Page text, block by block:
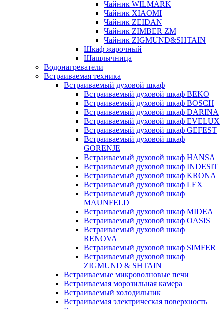
Чайник WILMARK
Чайник XIAOMI
Чайник ZEIDAN
Чайник ZIMBER ZM
Чайник ZIGMUND&SHTAIN
Шкаф жарочный
Шашлычница
Водонагреватели
Встраиваемая техника
Встраиваемый духовой шкаф
Встраиваемый духовой шкаф BEKO
Встраиваемый духовой шкаф BOSCH
Встраиваемый духовой шкаф DARINA
Встраиваемый духовой шкаф EVELUX
Встраиваемый духовой шкаф GEFEST
Встраиваемый духовой шкаф
GORENJE
Встраиваемый духовой шкаф HANSA
Встраиваемый духовой шкаф INDESIT
Встраиваемый духовой шкаф KRONA
Встраиваемый духовой шкаф LEX
Встраиваемый духовой шкаф
MAUNFELD
Встраиваемый духовой шкаф MIDEA
Встраиваемый духовой шкаф OASIS
Встраиваемый духовой шкаф
RENOVA
Встраиваемый духовой шкаф SIMFER
Встраиваемый духовой шкаф
ZIGMUND & SHTAIN
Встраиваемые микроволновые печи
Встраиваемая морозильная камера
Встраиваемый холодильник
Встраиваемая электрическая поверхность